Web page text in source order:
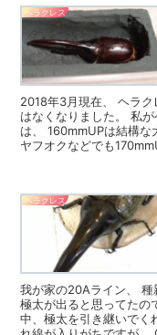
ヘラクレス
2018年3月現在、 ヘラ
はなくなりました。 私
は、 160mmUPは結構な
ヤフオクなどでも
ヘラクレス
我が家の20Aライン、
極太が出ると思ってたの
中、極太を引き継いで